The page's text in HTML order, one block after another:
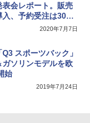
会レポート。販売
、予約受注は300
2020年7月7日
スポーツバック」
ソリンモデルを欧
始
2019年7月24日